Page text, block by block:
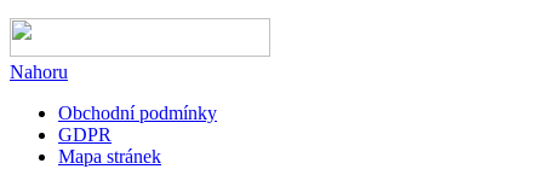
Nahoru
Obchodní podmínky
GDPR
Mapa stránek